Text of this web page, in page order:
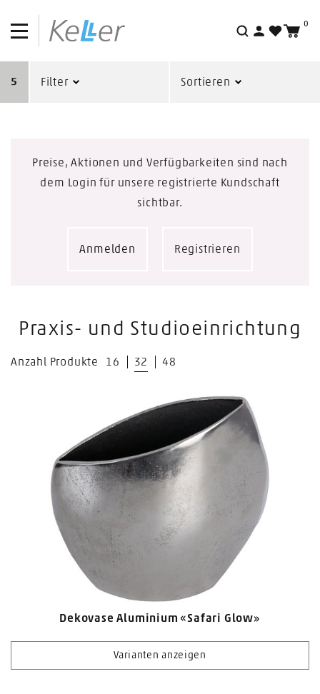
Suche
0
5 Filter Sortieren
Preise, Aktionen und Verfügbarkeiten sind nach
dem Login für unsere registrierte Kundschaft
sichtbar.
Anmelden Registrieren
Praxis- und Studioeinrichtung
Anzahl Produkte 16 32 48
Dekovase Aluminium «Safari Glow»
Varianten anzeigen